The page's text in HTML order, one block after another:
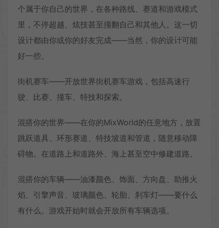
个属于你自己的世界，在各种路线、赛道和游戏模式
里，不停超越、炫技甚至撞翻自己和其他人。这一切
设计都由你或你的好友完成——当然，你的设计可能
好一些。
街机赛车——开放世界街机赛车游戏，包括高速行
驶、比赛、撞车、特技和探索。
混搭你的世界——在你的MixWorld的任意地方，放置
跳跃道具、环形赛道、特技坡道和管道，随意移动障
碍物。在道路上和道路外、海上甚至空中修建道路。
混搭你的车辆——油漆颜色、饰面、方向盘、助推火
焰、引擎声音、玻璃颜色、轮胎、刹车灯——要什么
有什么。游戏开始时就会开放所有车辆选项。